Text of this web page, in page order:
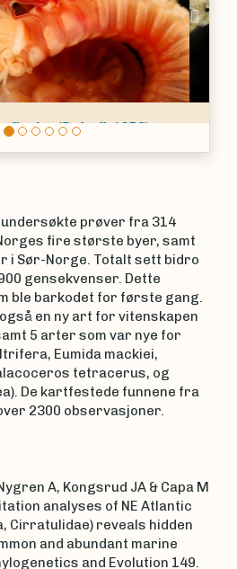
Phyllodoce maculata
prøver fra 314
fire største byer, samt
i Sør-Norge. Totalt sett bidro
gensekvenser. Dette
ble barkodet for første gang.
en ny art for vitenskapen
5 arter som var nye for
Eumida mackiei,
tetracerus, og
De kartfestede funnene fra
2300 observasjoner.
A, Kongsrud JA & Capa M
analyses of NE Atlantic
Cirratulidae) reveals hidden
and abundant marine
and Evolution 149.